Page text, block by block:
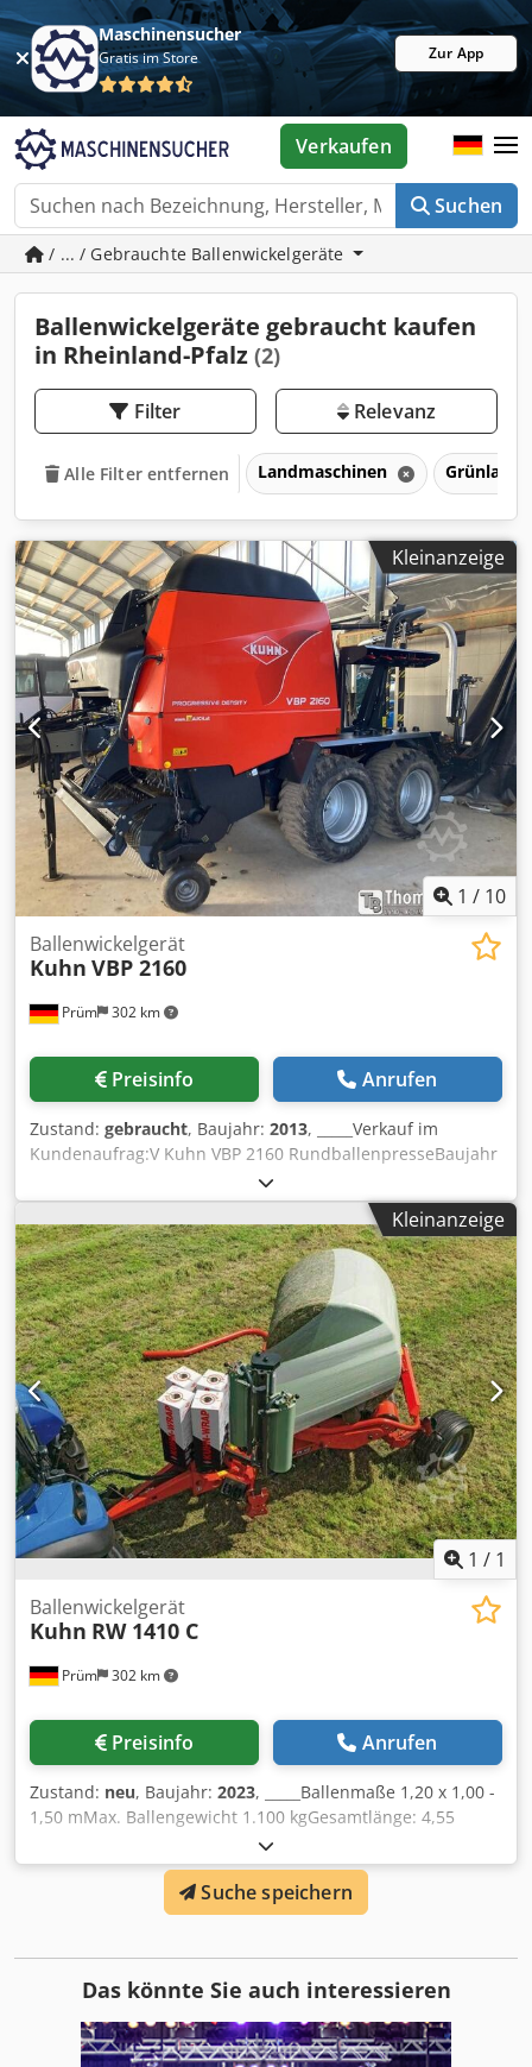
Maschinensucher
Gratis im Store Zur App
Suchen
Verkaufen
/ ... / Gebrauchte Ballenwickelgeräte
Ballenwickelgeräte gebraucht kaufen
in Rheinland-Pfalz (2)
Filter Relevanz
Alle Filter entfernen Landmaschinen
Kleinanzeige
1 / 10
Prüm 302 km
Ballenwickelgerät
Kuhn VBP 2160
Preisinfo Anrufen
Zustand: gebraucht, Baujahr: 2013, _____Verkauf im
Kundenaufrag:V Kuhn VBP 2160 RundballenpresseBaujahr
201316.257 Ballen23 Messer3D WicklerDie Maschine
wurde im vergangenen Winter Generalüberholt:- neuer
Rotor,- neuer Schneidboden- neue Endlosriemen (original
Kuhn)- Pickup wurde neu gelagert- Bereifung in gutem
Zustand- kein WartungsstauDie Presse ist in einem
absoluten Top Zustand und ist ohne Bedenken
einsatzbereit.Wir verkaufen die Presswickelkombi wegen
einer geplanter Neuanschaffung.Verkauf nur nach
Besichtigung.Keine Garantie oder
Gewährleistung,Lagerort:null Chsdoylrtfepfx Acdja
Kleinanzeige
1 / 1
Prüm 302 km
Ballenwickelgerät
Kuhn RW 1410 C
Preisinfo Anrufen
Zustand: neu, Baujahr: 2023, _____Ballenmaße 1,20 x 1,00 -
1,50 mMax. Ballengewicht 1.100 kgGesamtlänge: 4,55
MeterGesamthöhe: 2,51 MeterBeladesystem: Seitliche
Ladearm mit KlemmvorrichtungWickeltisch: 4
RiemenBallenführungsrollen am Wickeltisch: 2 x
einstellbar Folienendsensor, Wickelvorgang stoppt bei
Folienschneider1 EW und 1 druckloser Rücklauf oder 1
DWSonderausstattungMagazin für 4
Suche speichern
Das könnte Sie auch interessieren